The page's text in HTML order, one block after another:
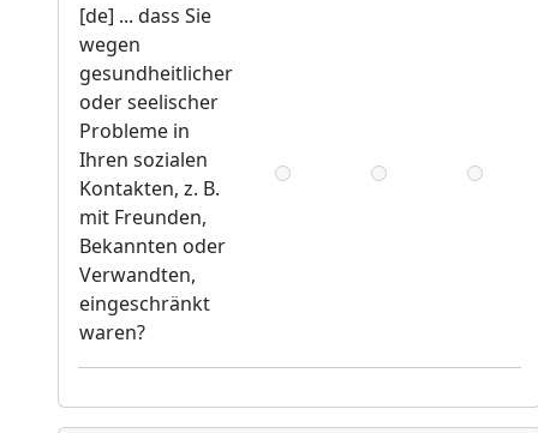
[de] ... dass Sie
wegen
gesundheitlicher
oder seelischer
Probleme in
Ihren sozialen
Kontakten, z. B.
mit Freunden,
Bekannten oder
Verwandten,
eingeschränkt
waren?